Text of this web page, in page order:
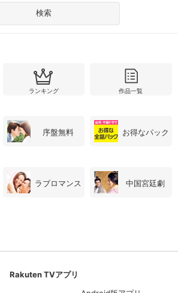
ランキング 作品一覧
序盤無料 お得なパック
ラブロマンス 中国宮廷劇
Rakuten TVアプリ